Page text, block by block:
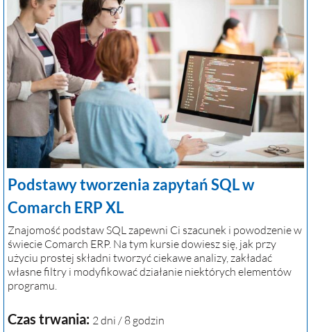
Podstawy tworzenia zapytań SQL w
Comarch ERP XL
Znajomość podstaw SQL zapewni Ci szacunek i powodzenie w
świecie Comarch ERP. Na tym kursie dowiesz się, jak przy
użyciu prostej składni tworzyć ciekawe analizy, zakładać
własne filtry i modyfikować działanie niektórych elementów
programu.
Czas trwania: 2 dni / 8 godzin